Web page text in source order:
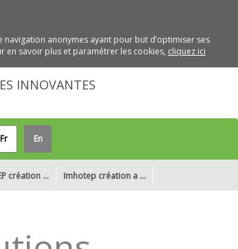
anonymes ayant pour but d’optimiser ses
en savoir plus et paramétrer les cookies, cliquez ici
INNOVANTES
En
Fr
création ... Imhotep création a ...